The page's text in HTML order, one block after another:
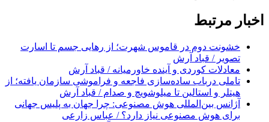
اخبار مرتبط
خشونت دوم در قاموس شهرت؛ از رهایی جسم تا اسارت
تصویر / قباد آرش
معادلات کوردی و آینده خاورمیانه / قباد آرش
تاملی درباب سادەسازی فاجعە و فراموشی سازمان یافتە؛ از
هیتلر و استالین تا میلوشویچ و صدام / قباد آرش
آژانس بین‌المللی هوش مصنوعی: چرا جهان به پلیس جهانی
برای هوش مصنوعی نیاز دارد؟ / عباس زارعی